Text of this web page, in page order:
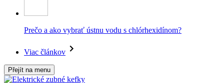
Prečo a ako vybrať ústnu vodu s chlórhexidínom?
Viac článkov
Přejít na menu